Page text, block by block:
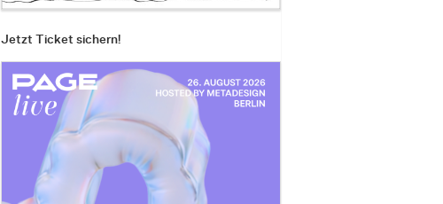
Jetzt Ticket sichern!